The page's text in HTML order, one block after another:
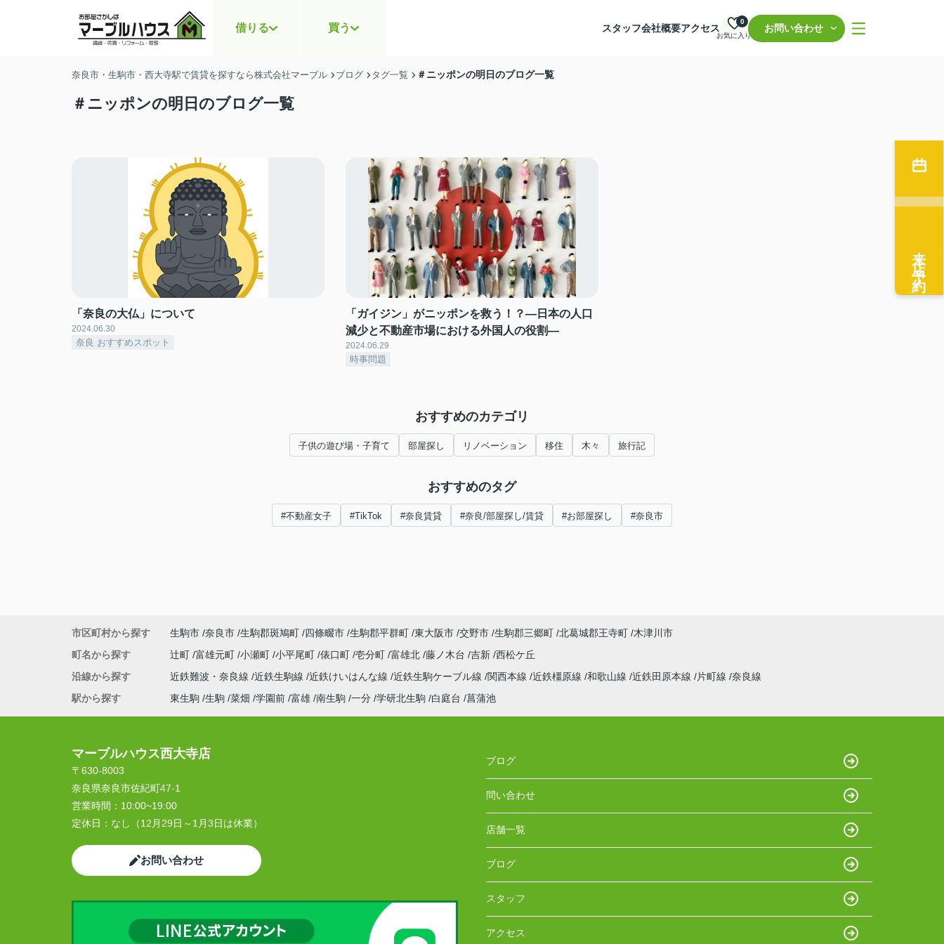
借りる 買う スタッフ会社概要アクセス
お気に入り
0
お問い合わせ
奈良市・生駒市・西大寺駅で賃貸を探すなら株式会社マーブル ブログ タグ一覧 ＃ニッポンの明日のブログ一覧
＃ニッポンの明日のブログ一覧
「奈良の大仏」について
2024.06.30
奈良 おすすめスポット
「ガイジン」がニッポンを救う！？―日本の人口
減少と不動産市場における外国人の役割―
2024.06.29
時事問題
おすすめのカテゴリ
子供の遊び場・子育て 部屋探し リノベーション 移住 木々 旅行記
おすすめのタグ
#不動産女子 #TikTok #奈良賃貸 #奈良/部屋探し/賃貸 #お部屋探し #奈良市
来店予約
市区町村から探す 生駒市 奈良市 生駒郡斑鳩町 四條畷市 生駒郡平群町 東大阪市 交野市 生駒郡三郷町 北葛城郡王寺町 木津川市
町名から探す
辻町 富雄元町 小瀬町 小平尾町 俵口町 壱分町 富雄北 藤ノ木台 吉新 西松ケ丘
沿線から探す
近鉄難波・奈良線 近鉄生駒線 近鉄けいはんな線 近鉄生駒ケーブル線 関西本線 近鉄橿原線 和歌山線 近鉄田原本線 片町線 奈良線
駅から探す
東生駒 生駒 菜畑 学園前 富雄 南生駒 一分 学研北生駒 白庭台 菖蒲池
マーブルハウス西大寺店
〒630-8003
奈良県奈良市佐紀町47-1
営業時間： 10:00~19:00
定休日： なし（12月29日～1月3日は休業）
お問い合わせ
ブログ
問い合わせ
店舗一覧
ブログ
スタッフ
アクセス